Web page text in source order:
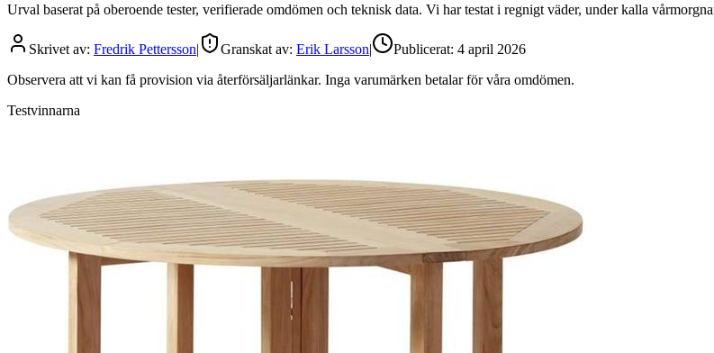
Urval baserat på oberoende tester, verifierade omdömen och teknisk data. Vi har testat i regnigt väder, under kalla
Skrivet av: Fredrik Pettersson| Granskat av: Erik Larsson| Publicerat: 4 april 2026
Observera att vi kan få provision via återförsäljarlänkar. Inga varumärken betalar för våra omdömen.
Testvinnarna